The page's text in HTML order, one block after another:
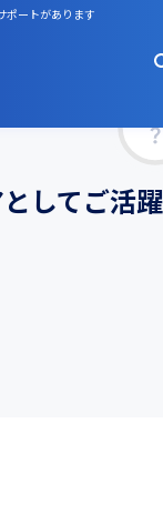
ポートがあります
してご活